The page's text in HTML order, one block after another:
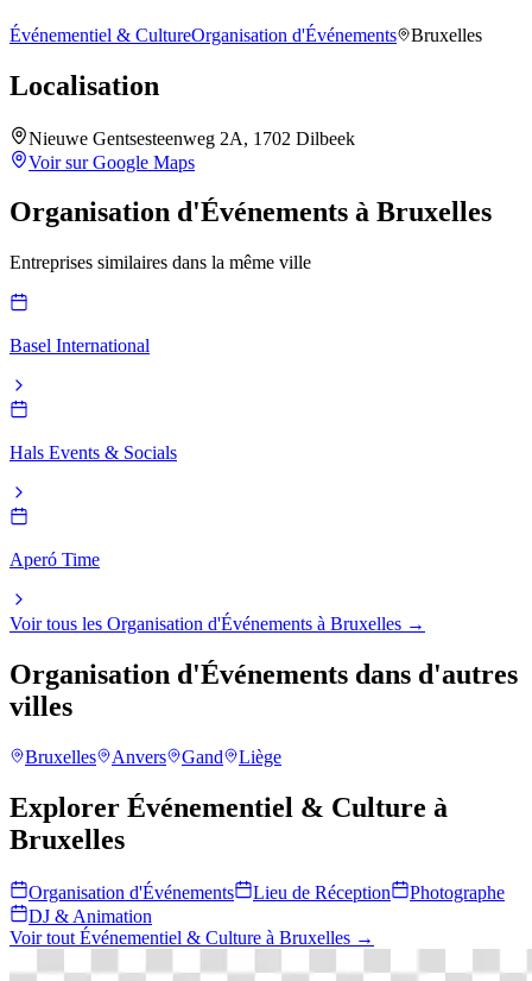
Événementiel & CultureOrganisation d'Événements Bruxelles
Localisation
Nieuwe Gentsesteenweg 2A, 1702 Dilbeek
Voir sur Google Maps
Organisation d'Événements à Bruxelles
Entreprises similaires dans la même ville
Basel International
Hals Events & Socials
Aperó Time
Voir tous les Organisation d'Événements à Bruxelles →
Organisation d'Événements dans d'autres
villes
Bruxelles Anvers Gand Liège
Explorer Événementiel & Culture à
Bruxelles
Organisation d'Événements Lieu de Réception
Photographe
DJ & Animation
Voir tout Événementiel & Culture à Bruxelles →